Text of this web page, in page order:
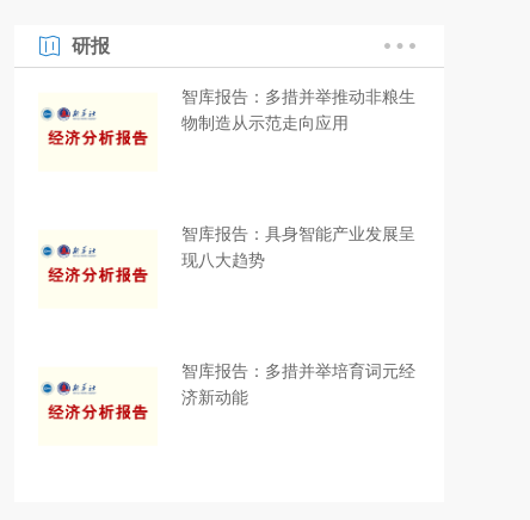
研报
智库报告：多措并举推动非粮生
物制造从示范走向应用
智库报告：具身智能产业发展呈
现八大趋势
智库报告：多措并举培育词元经
济新动能